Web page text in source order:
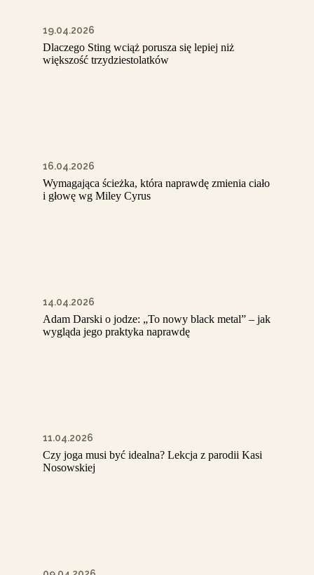
19.04.2026
Dlaczego Sting wciąż porusza się lepiej niż
większość trzydziestolatków
16.04.2026
Wymagająca ścieżka, która naprawdę zmienia ciało
i głowę wg Miley Cyrus
14.04.2026
Adam Darski o jodze: „To nowy black metal” – jak
wygląda jego praktyka naprawdę
11.04.2026
Czy joga musi być idealna? Lekcja z parodii Kasi
Nosowskiej